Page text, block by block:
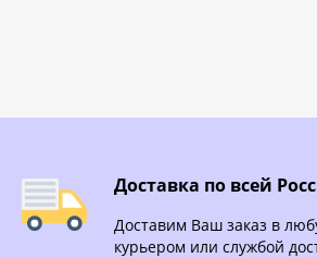
Доставка по всей
Доставим Ваш заказ в
курьером или службой